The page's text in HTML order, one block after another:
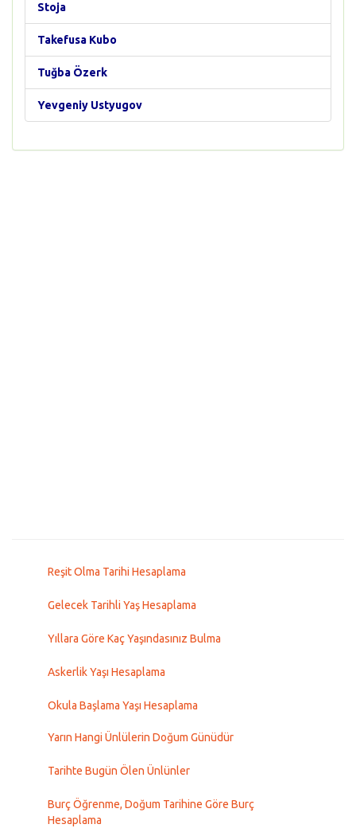
Stoja
Takefusa Kubo
Tuğba Özerk
Yevgeniy Ustyugov
Reşit Olma Tarihi Hesaplama
Gelecek Tarihli Yaş Hesaplama
Yıllara Göre Kaç Yaşındasınız Bulma
Askerlik Yaşı Hesaplama
Okula Başlama Yaşı Hesaplama
Yarın Hangi Ünlülerin Doğum Günüdür
Tarihte Bugün Ölen Ünlünler
Burç Öğrenme, Doğum Tarihine Göre Burç
Hesaplama